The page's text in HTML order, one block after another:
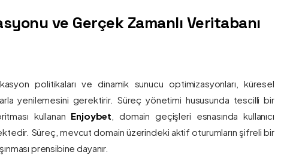
ve Gerçek Zamanlı Veritabanı
politikaları ve dinamik sunucu optimizasyonları, küresel
yenilemesini gerektirir. Süreç yönetimi hususunda tescilli bir
kullanan Enjoybet , domain geçişleri esnasında kullanıcı
Süreç, mevcut domain üzerindeki aktif oturumların şifreli bir
prensibine dayanır.